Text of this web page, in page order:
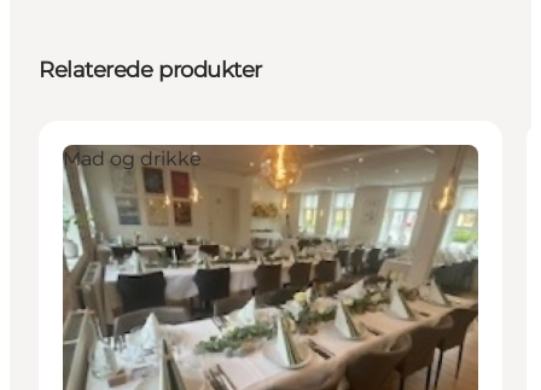
Relaterede produkter
Mad og drikke